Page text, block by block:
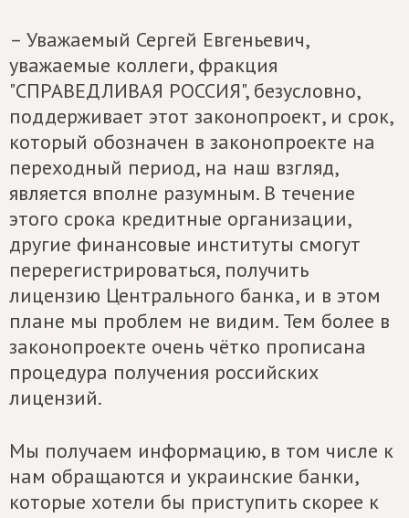
– Уважаемый Сергей Евгеньевич,
уважаемые коллеги, фракция
"СПРАВЕДЛИВАЯ РОССИЯ", безусловно,
поддерживает этот законопроект, и срок,
который обозначен в законопроекте на
переходный период, на наш взгляд,
является вполне разумным. В течение
этого срока кредитные организации,
другие финансовые институты смогут
перерегистрироваться, получить
лицензию Центрального банка, и в этом
плане мы проблем не видим. Тем более в
законопроекте очень чётко прописана
процедура получения российских
лицензий.
Мы получаем информацию, в том числе к
нам обращаются и украинские банки,
которые хотели бы приступить скорее к